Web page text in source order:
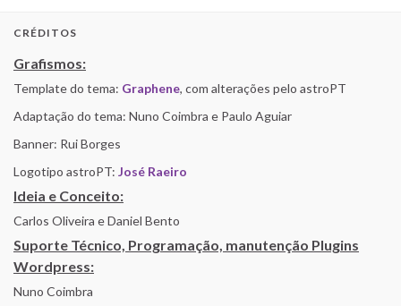
CRÉDITOS
Grafismos:
Template do tema: Graphene, com alterações pelo astroPT
Adaptação do tema: Nuno Coimbra e Paulo Aguiar
Banner: Rui Borges
Logotipo astroPT: José Raeiro
Ideia e Conceito:
Carlos Oliveira e Daniel Bento
Suporte Técnico, Programação, manutenção Plugins
Wordpress:
Nuno Coimbra